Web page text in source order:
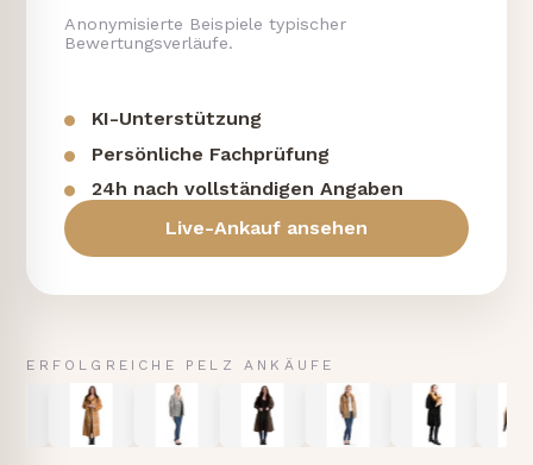
Anonymisierte Beispiele typischer
Bewertungsverläufe.
KI-Unterstützung
Persönliche Fachprüfung
24h nach vollständigen Angaben
Live-Ankauf ansehen
ERFOLGREICHE PELZ ANKÄUFE